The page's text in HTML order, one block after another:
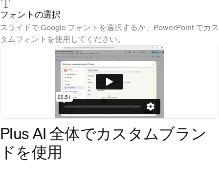
フォントの選択
スライドで Google フォントを選択するか、PowerPoint でカス
タムフォントを使用してください。
Plus AI 全体でカスタムブラン
ドを使用